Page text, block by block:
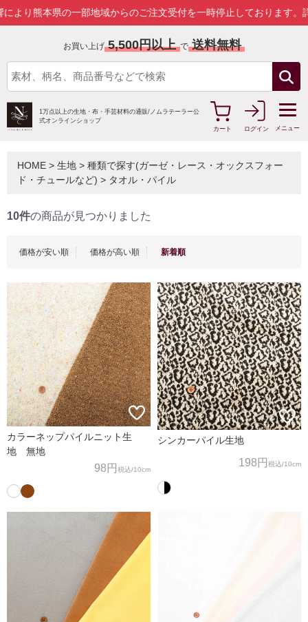
県の一部地域からのご注文受付を一時停止しております。詳しくはこ
お買い上げ 5,500円以上 で 送料無料
1万点以上の生地・布・手芸材料の通販/ ノムラテーラー公
式オンラインショップ
カート
ログイン メニュー
HOME > 生地 > 種類で探す(ガーゼ・レース・オックスフォー
ド・チュールなど) > タオル・パイル
10件の商品が見つかりました
価格が安い順 価格が高い順 新着順
カラーネップパイルニット生
地 無地
98円 税込/10cm
シンカーパイル生地
198円 税込/10cm